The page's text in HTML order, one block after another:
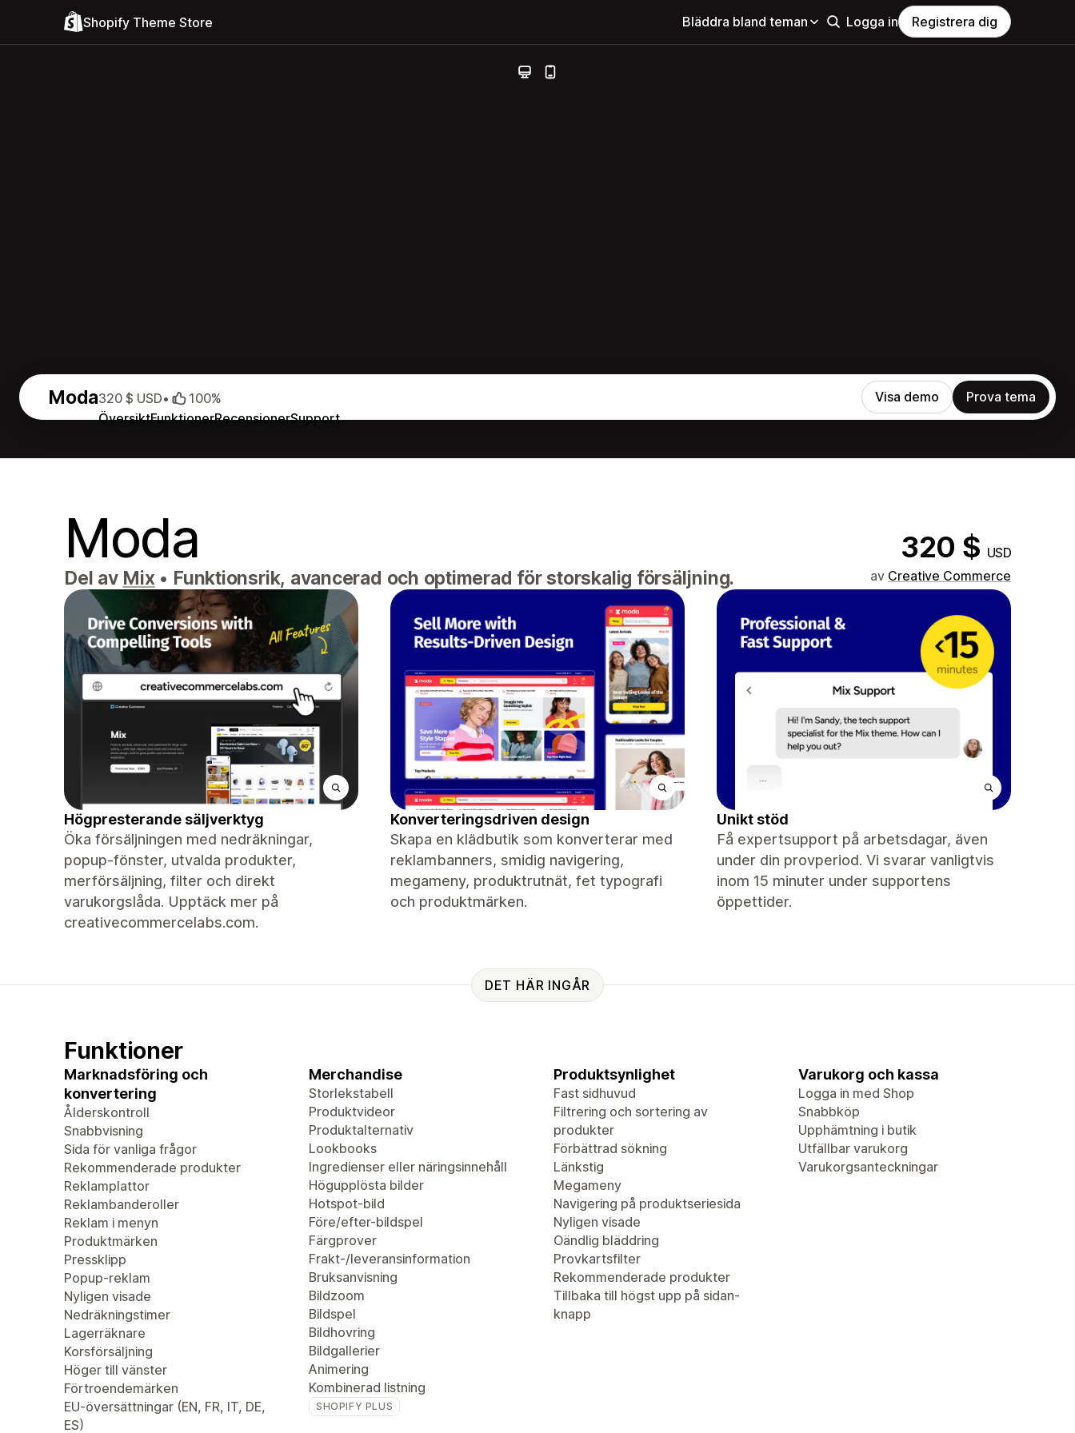
Shopify Theme Store Bläddra bland teman Logga in Registrera dig
Moda
ÖversiktFunktionerRecensionerSupport
320 $ USD• 100% Visa demo Prova tema
Moda 320 $ USD
Del av Mix • Funktionsrik, avancerad och optimerad för storskalig försäljning. av Creative Commerce
Högpresterande säljverktyg
Öka försäljningen med nedräkningar,
popup-fönster, utvalda produkter,
merförsäljning, filter och direkt
varukorgslåda. Upptäck mer på
creativecommercelabs.com.
Konverteringsdriven design
Skapa en klädbutik som konverterar med
reklambanners, smidig navigering,
megameny, produktrutnät, fet typografi
och produktmärken.
Unikt stöd
Få expertsupport på arbetsdagar, även
under din provperiod. Vi svarar vanligtvis
inom 15 minuter under supportens
öppettider.
DET HÄR INGÅR
Funktioner
Marknadsföring och
konvertering
Ålderskontroll
Snabbvisning
Sida för vanliga frågor
Rekommenderade produkter
Reklamplattor
Reklambanderoller
Reklam i menyn
Produktmärken
Pressklipp
Popup-reklam
Nyligen visade
Nedräkningstimer
Lagerräknare
Korsförsäljning
Höger till vänster
Förtroendemärken
EU-översättningar (EN, FR, IT, DE,
ES)
Merchandise
Storlekstabell
Produktvideor
Produktalternativ
Lookbooks
Ingredienser eller näringsinnehåll
Högupplösta bilder
Hotspot-bild
Före/efter-bildspel
Färgprover
Frakt-/leveransinformation
Bruksanvisning
Bildzoom
Bildspel
Bildhovring
Bildgallerier
Animering
Kombinerad listning
SHOPIFY PLUS
Produktsynlighet
Fast sidhuvud
Filtrering och sortering av
produkter
Förbättrad sökning
Länkstig
Megameny
Navigering på produktseriesida
Nyligen visade
Oändlig bläddring
Provkartsfilter
Rekommenderade produkter
Tillbaka till högst upp på sidan-
knapp
Varukorg och kassa
Logga in med Shop
Snabbköp
Upphämtning i butik
Utfällbar varukorg
Varukorgsanteckningar